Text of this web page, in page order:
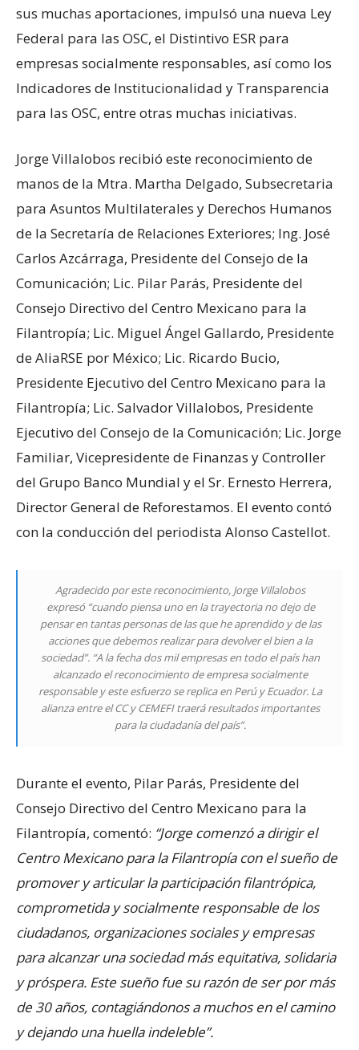
sus muchas aportaciones, impulsó una nueva Ley
Federal para las OSC, el Distintivo ESR para
empresas socialmente responsables, así como los
Indicadores de Institucionalidad y Transparencia
para las OSC, entre otras muchas iniciativas.
Jorge Villalobos recibió este reconocimiento de
manos de la Mtra. Martha Delgado, Subsecretaria
para Asuntos Multilaterales y Derechos Humanos
de la Secretaría de Relaciones Exteriores; Ing. José
Carlos Azcárraga, Presidente del Consejo de la
Comunicación; Lic. Pilar Parás, Presidente del
Consejo Directivo del Centro Mexicano para la
Filantropía; Lic. Miguel Ángel Gallardo, Presidente
de AliaRSE por México; Lic. Ricardo Bucio,
Presidente Ejecutivo del Centro Mexicano para la
Filantropía; Lic. Salvador Villalobos, Presidente
Ejecutivo del Consejo de la Comunicación; Lic. Jorge
Familiar, Vicepresidente de Finanzas y Controller
del Grupo Banco Mundial y el Sr. Ernesto Herrera,
Director General de Reforestamos. El evento contó
con la conducción del periodista Alonso Castellot.
Agradecido por este reconocimiento, Jorge Villalobos
expresó “cuando piensa uno en la trayectoria no dejo de
pensar en tantas personas de las que he aprendido y de las
acciones que debemos realizar para devolver el bien a la
sociedad”. “A la fecha dos mil empresas en todo el país han
alcanzado el reconocimiento de empresa socialmente
responsable y este esfuerzo se replica en Perú y Ecuador. La
alianza entre el CC y CEMEFI traerá resultados importantes
para la ciudadanía del país”.
Durante el evento, Pilar Parás, Presidente del
Consejo Directivo del Centro Mexicano para la
Filantropía, comentó: “Jorge comenzó a dirigir el
Centro Mexicano para la Filantropía con el sueño de
promover y articular la participación filantrópica,
comprometida y socialmente responsable de los
ciudadanos, organizaciones sociales y empresas
para alcanzar una sociedad más equitativa, solidaria
y próspera. Este sueño fue su razón de ser por más
de 30 años, contagiándonos a muchos en el camino
y dejando una huella indeleble”.